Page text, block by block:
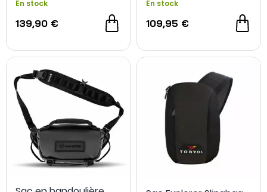
En stock
139,90 €
En stock
109,95 €